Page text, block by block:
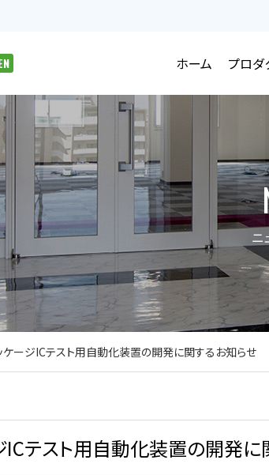
ホーム プロダ
について 半導体関連装置 自動車関連装置
会社概要
営業拠点 生
経営
CSRの考え方 品質方針新卒採用
有価証券報告書 決算短信
ニ
ージICテスト用自動化装置の開発に関するお知らせ
テスト用自動化装置の開発に